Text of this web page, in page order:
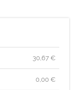
30,67 €
0,00 €